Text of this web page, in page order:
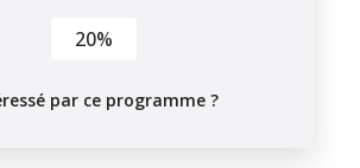
20%
par ce programme ?